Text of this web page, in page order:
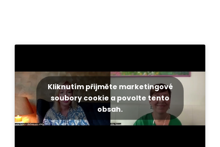
Kliknutím přijměte marketingové
soubory cookie a povolte tento
obsah.